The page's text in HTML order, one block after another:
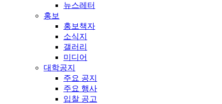
뉴스레터
홍보
홍보책자
소식지
갤러리
미디어
대학공지
주요 공지
주요 행사
입찰 공고